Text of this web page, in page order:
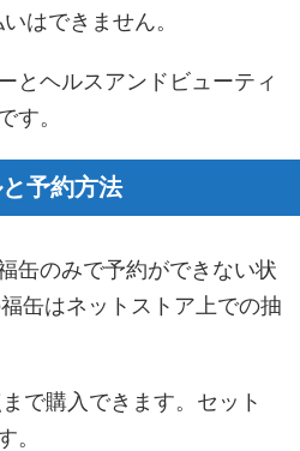
はできません。
とヘルスアンドビューティ
す。
予約方法
缶のみで予約ができない状
缶はネットストア上での抽
で購入できます。セット
。